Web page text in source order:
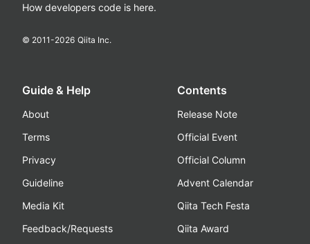
How developers code is here.
© 2011-2026 Qiita Inc.
Guide & Help
About
Terms
Privacy
Guideline
Media Kit
Feedback/Requests
Contents
Release Note
Official Event
Official Column
Advent Calendar
Qiita Tech Festa
Qiita Award